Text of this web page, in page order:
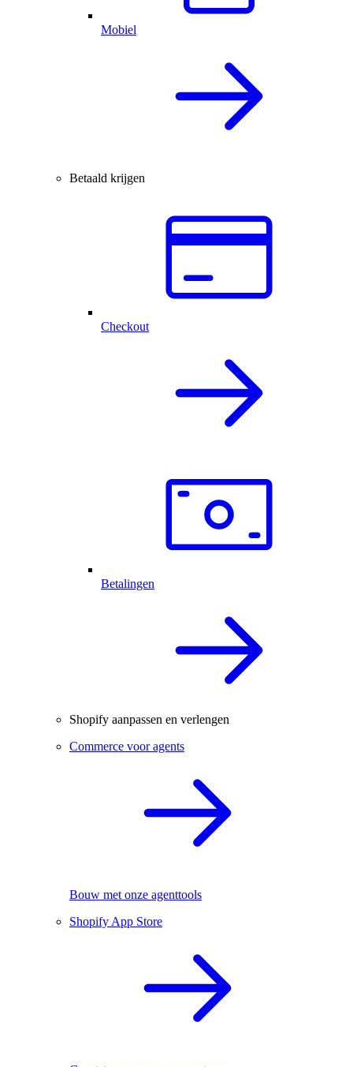
Mobiel
Betaald krijgen
Checkout
Betalingen
Shopify aanpassen en verlengen
Commerce voor agents
Bouw met onze agenttools
Shopify App Store